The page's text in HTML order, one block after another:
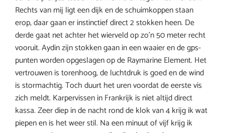
Rechts van mij ligt een dijk en de schuimkoppen staan
erop, daar gaan er instinctief direct 2 stokken heen. De
derde gaat net achter het wierveld op zo’n 50 meter recht
vooruit. Aydin zijn stokken gaan in een waaier en de gps-
punten worden opgeslagen op de Raymarine Element. Het
vertrouwen is torenhoog, de luchtdruk is goed en de wind
is stormachtig. Toch duurt het uren voordat de eerste vis
zich meldt. Karpervissen in Frankrijk is niet altijd direct
kassa. Zeer diep in de nacht rond de klok van 4 krijg ik wat
piepen en is het weer stil. Na een minuut of vijf krijg ik